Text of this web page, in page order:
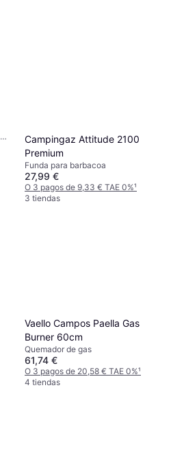
Campingaz Attitude 2100
Premium
Funda para barbacoa
27,99 €
O 3 pagos de 9,33 € TAE 0%¹
3 tiendas
Vaello Campos Paella Gas
Burner 60cm
Quemador de gas
61,74 €
O 3 pagos de 20,58 € TAE 0%¹
4 tiendas